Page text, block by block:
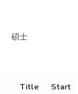
碩士
Title Start